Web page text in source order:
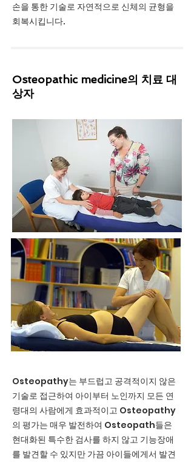
손을 통한 기술로 자연적으로 신체의 균형을
회복시킵니다.
Osteopathic medicine의 치료 대
상자
Osteopathy는 부드럽고 공격적이지 않은
기술로 접근하여 아이부터 노인까지 모든 연
령대의 사람에게 효과적이고 Osteopathy
의 평가는 매우 발전하여 Osteopath들은
현대화된 특수한 검사를 하지 않고 기능장애
를 발견할 수 있지만 가끔 아이들에게서 발견